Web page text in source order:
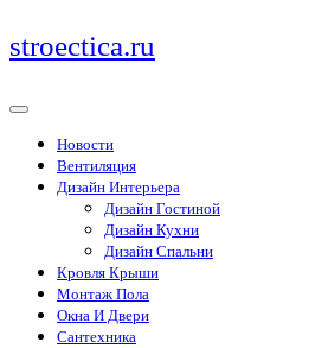
Перейти
к
stroectica.ru
Новости
Вентиляция
Дизайн Интерьера
Дизайн Гостиной
Дизайн Кухни
Дизайн Спальни
Кровля Крыши
Монтаж Пола
Окна И Двери
Сантехника